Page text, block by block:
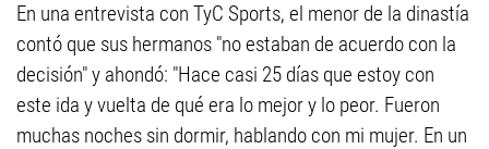
En una entrevista con TyC Sports, el menor de la dinastía
contó que sus hermanos "no estaban de acuerdo con la
decisión" y ahondó: "Hace casi 25 días que estoy con
este ida y vuelta de qué era lo mejor y lo peor. Fueron
muchas noches sin dormir, hablando con mi mujer. En un